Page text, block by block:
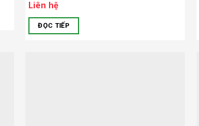
Liên hệ
ĐỌC TIẾP